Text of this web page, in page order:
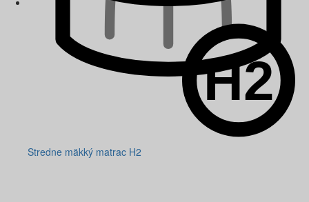
Stredne mäkký matrac H2